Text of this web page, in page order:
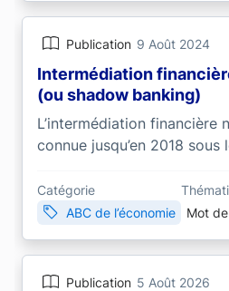
Publication 9 Août 2024
Intermédiation
(ou shadow banking)
L’intermédiation financière
connue jusqu’en 2018 sous
Catégorie
ABC de l’économie
Mot
Publication 5 Août 2026